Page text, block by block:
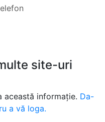
site-uri
această informație. Da-
a vă loga.